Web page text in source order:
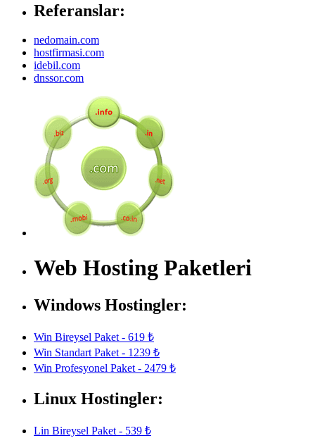
Referanslar:
nedomain.com
hostfirmasi.com
idebil.com
dnssor.com
Web Hosting Paketleri
Windows Hostingler:
Win Bireysel Paket - 619 ₺
Win Standart Paket - 1239 ₺
Win Profesyonel Paket - 2479 ₺
Linux Hostingler:
Lin Bireysel Paket - 539 ₺